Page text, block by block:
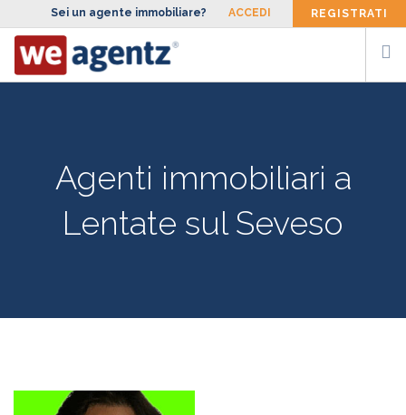
Sei un agente immobiliare? ACCEDI REGISTRATI
FACCIAMOAgenti immobiliari a
Lentate sul Seveso